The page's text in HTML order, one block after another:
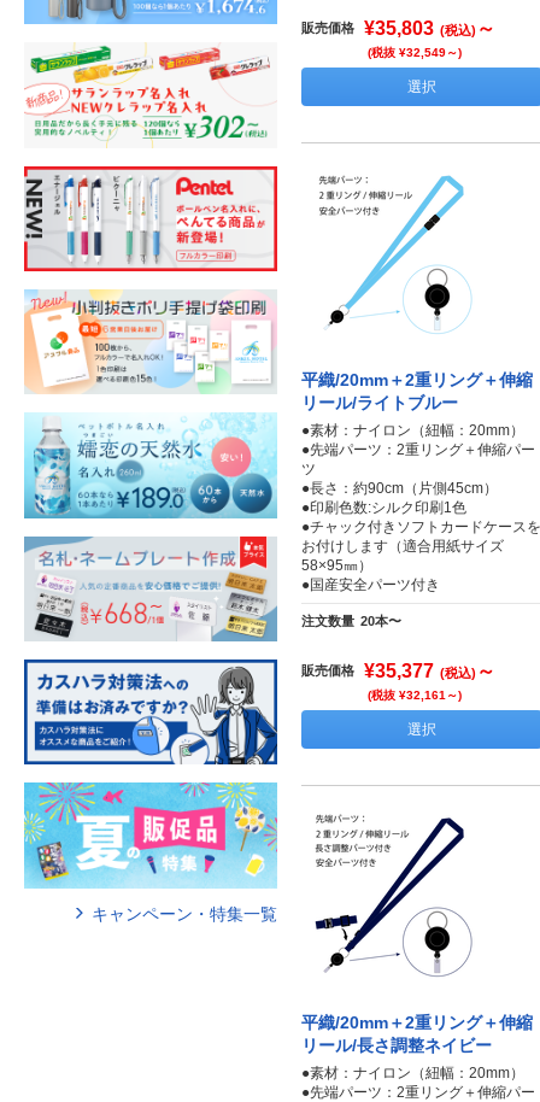
販売価格 ¥35,803 (税込) ～
(税抜 ¥32,549～)
選択
平織/20mm＋2重リング＋伸縮
リール/ライトブルー
●素材：ナイロン（紐幅：20mm）
●先端パーツ：2重リング＋伸縮パー
ツ
●長さ：約90cm（片側45cm）
●印刷色数:シルク印刷1色
●チャック付きソフトカードケースを
お付けします（適合用紙サイズ
58×95㎜）
●国産安全パーツ付き
注文数量 20本〜
販売価格 ¥35,377 (税込) ～
(税抜 ¥32,161～)
選択
平織/20mm＋2重リング＋伸縮
リール/長さ調整ネイビー
●素材：ナイロン（紐幅：20mm）
●先端パーツ：2重リング＋伸縮パー
キャンペーン・特集一覧